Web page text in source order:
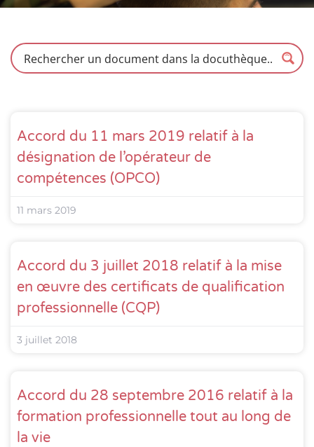
Accord du 11 mars 2019 relatif à la
désignation de l’opérateur de
compétences (OPCO)
11 mars 2019
Accord du 3 juillet 2018 relatif à la mise
en œuvre des certificats de qualification
professionnelle (CQP)
3 juillet 2018
Accord du 28 septembre 2016 relatif à la
formation professionnelle tout au long de
la vie